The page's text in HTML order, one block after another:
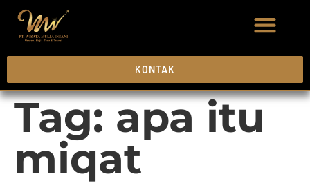
KONTAK
Tag:apa itu
miqat